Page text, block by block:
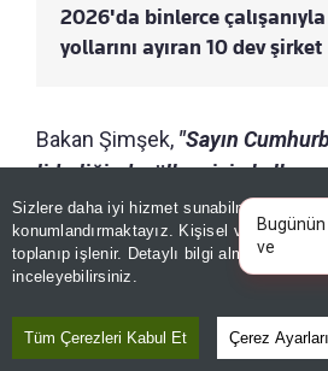
Sizlere daha iyi hizmet sunabilmek adına
konumlandırmaktayız. Kişisel verileriniz,
toplanıp işlenir. Detaylı bilgi almak için
inceleyebilirsiniz.
Tüm Çerezleri Kabul Et Çerez
2026'da binlerce çalışanıyla
yollarını ayıran 10 dev şirket
Bakan Şimşek, "Sayın
liderliğinde, ülkemizin
doğrultusunda verimliliği
değerli üretimi destekleyen ve
istikrarı güçlendiren
ve